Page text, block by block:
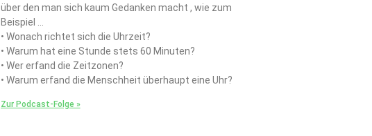
über den man sich kaum Gedanken macht , wie zum
Beispiel …
• Wonach richtet sich die Uhrzeit?
• Warum hat eine Stunde stets 60 Minuten?
• Wer erfand die Zeitzonen?
• Warum erfand die Menschheit überhaupt eine Uhr?
Zur Podcast-Folge »